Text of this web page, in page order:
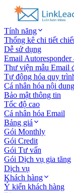
Tính năng
Thống kê chi tiết
Dễ sử dụng
Email
Thư viện mẫu Email
Tự động hóa quy
Cá nhân hóa nội dung
Bảo mật thông tin
Tốc độ cao
Cá nhân hóa Email
Bảng giá
Gói Monthly
Gói Credit
Gói Tư vấn
Gói Dịch vụ gia tăng
Dịch vụ
Khách hàng
Ý kiến khách hàng